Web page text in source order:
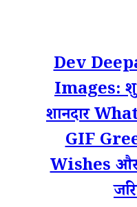
Dev
Images:
शानदार
GIF
Wishes